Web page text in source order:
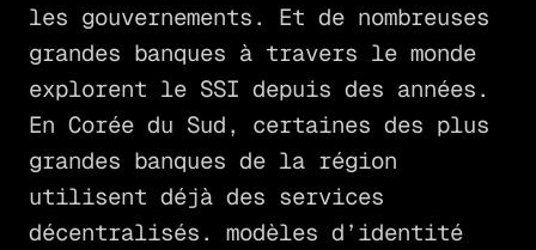
les gouvernements. Et de nombreuses
grandes banques à travers le monde
explorent le SSI depuis des années.
En Corée du Sud, certaines des plus
grandes banques de la région
utilisent déjà des services
décentralisés. modèles d’identité